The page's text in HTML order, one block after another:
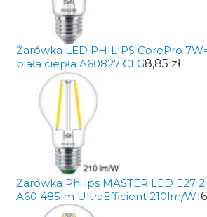
Żarówka LED PHILIPS CorePro
biała ciepła A60827 CLG8,85 zł
Żarówka Philips MASTER LED E27
A60 485lm UltraEfficient 210lm/W